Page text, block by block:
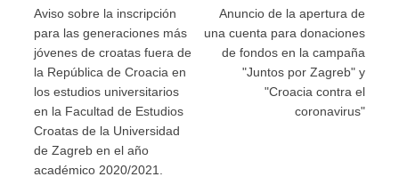
Aviso sobre la inscripción
para las generaciones más
jóvenes de croatas fuera de
la República de Croacia en
los estudios universitarios
en la Facultad de Estudios
Croatas de la Universidad
de Zagreb en el año
académico 2020/2021.
Anuncio de la apertura de
una cuenta para donaciones
de fondos en la campaña
"Juntos por Zagreb" y
"Croacia contra el
coronavirus"